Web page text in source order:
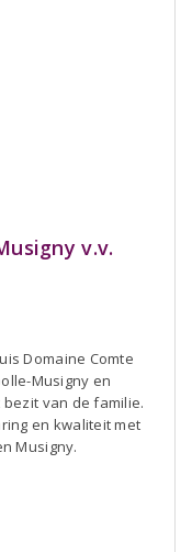
v.v.
Domaine Comte
Musigny en
van de familie.
en kwaliteit met
Musigny.